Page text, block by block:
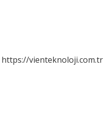
https://vienteknoloji.com.tr